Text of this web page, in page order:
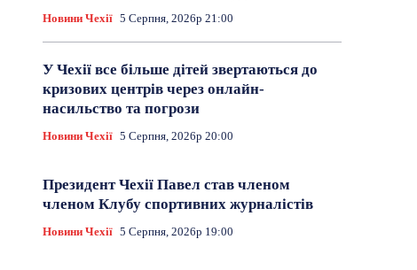
Новини Чехії 5 Серпня, 2026р 21:00
У Чехії все більше дітей звертаються до
кризових центрів через онлайн-
насильство та погрози
Новини Чехії 5 Серпня, 2026р 20:00
Президент Чехії Павел став членом
членом Клубу спортивних журналістів
Новини Чехії 5 Серпня, 2026р 19:00